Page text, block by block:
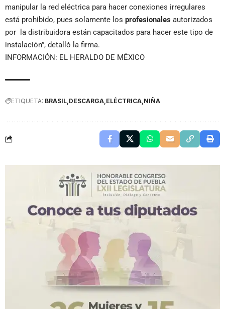
manipular la red eléctrica para hacer conexiones irregulares
está prohibido, pues solamente los profesionales autorizados
por la distribuidora están capacitados para hacer este tipo de
instalación”, detalló la firma.
INFORMACIÓN: EL HERALDO DE MÉXICO
ETIQUETA: BRASIL DESCARGA ELÉCTRICA NIÑA